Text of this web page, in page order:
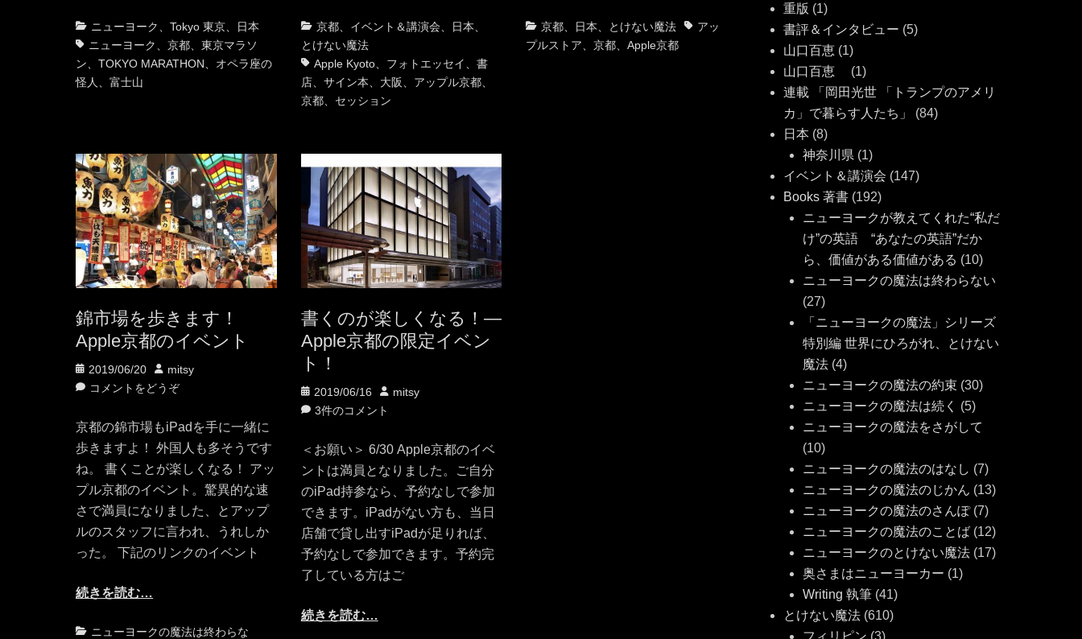
カ
テ
ゴ
リ
ニューヨーク、Tokyo 東京、 日本
ニューヨーク、京都、東京マラソ
ン、TOKYO MARATHON、 オペラ座の
怪人、富士山
カ
テ
ゴ
リ
ー
京都、 イベント＆講演会、 日本、
とけない魔法
Apple Kyoto、 フォトエッセイ、 書
店、 サイン本、 大阪、 アップル京都、
京都、 セッション
カ
テ
京都、 日本、 とけない魔法
タ アッ
プルストア、京都、Apple京都
錦市場を歩きます！
Apple京都のイベント
投
稿
2019/06/20
投
稿
mitsy
コメントをどうぞ
京都の錦市場もiPadを手に一緒に
歩きますよ！ 外国人も多そうです
ね。 書くことが楽しくなる！ アッ
プル京都のイベント。驚異的な速
さで満員になりました、とアップ
ルのスタッフに言われ、うれしか
った。 下記のリンクのイベント
続きを読む…
カ ニューヨークの魔法は終わらな
書くのが楽しくなる！—
Apple京都の限定イベン
ト！
投
稿
2019/06/16
投
稿
mitsy
3件のコメント
＜お願い＞ 6/30 Apple京都のイベ
ントは満員となりました。ご自分
のiPad持参なら、予約なしで参加
できます。iPadがない方も、当日
店舗で貸し出すiPadが足りれば、
予約なしで参加できます。予約完
了している方はご
続きを読む…
重版 (1)
書評＆インタビュー (5)
山口百恵 (1)
山口百恵
(1)
連載 「岡田光世 「トランプのアメリ
カ」で暮らす人たち」
(84)
日本 (8)
神奈川県 (1)
イベント＆講演会 (147)
Books 著書 (192)
ニューヨークが教えてくれた“私だ
け”の英語 “あなたの英語”だか
ら、価値がある価値がある (10)
ニューヨークの魔法は終わらない
(27)
「ニューヨークの魔法」シリーズ
特別編 世界にひろがれ、とけない
魔法 (4)
ニューヨークの魔法の約束 (30)
ニューヨークの魔法は続く
(5)
ニューヨークの魔法をさがして
(10)
ニューヨークの魔法のはなし (7)
ニューヨークの魔法のじかん (13)
ニューヨークの魔法のさんぽ(7)
ニューヨークの魔法のことば (12)
ニューヨークのとけない魔法 (17)
奥さまはニューヨーカー (1)
Writing 執筆 (41)
とけない魔法 (610)
フィリピン (3)